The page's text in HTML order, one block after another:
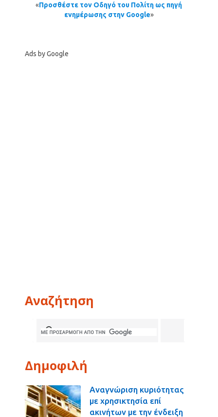
«Προσθέστε τον Οδηγό του Πολίτη ως πηγή
ενημέρωσης στην Google»
Ads by Google
Αναζήτηση
Δημοφιλή
Αναγνώριση κυριότητας
με χρησικτησία επί
ακινήτων με την ένδειξη